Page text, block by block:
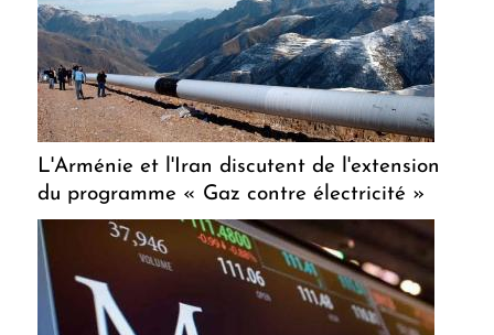
L'Arménie et l'Iran discutent de l'extension
du programme « Gaz contre électricité »